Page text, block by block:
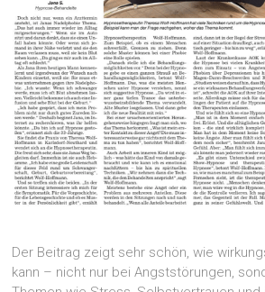
Der Beitrag zeigt sehr schön, wie
kann – nicht nur bei Angststörungen,